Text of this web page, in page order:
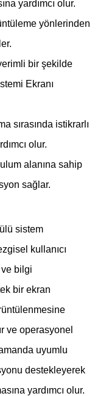
yardımcı olur.
yönlerinden
bir şekilde
Ekranı
sırasında istikrarlı
olur.
alanına sahip
sağlar.
sistem
kullanıcı
ve bilgi
bir ekran
ve operasyonel
uyumlu
destekleyerek
yardımcı olur.